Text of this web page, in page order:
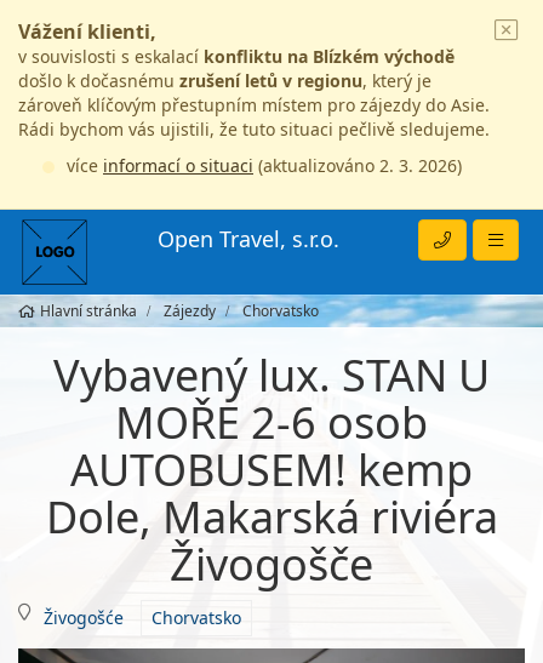
Vážení klienti,
v souvislosti s eskalací konfliktu na Blízkém východě
došlo k dočasnému zrušení letů v regionu, který je
zároveň klíčovým přestupním místem pro zájezdy do Asie.
Rádi bychom vás ujistili, že tuto situaci pečlivě sledujeme.
více informací o situaci (aktualizováno 2. 3. 2026)
Open Travel, s.r.o.
Hlavní stránka Zájezdy Chorvatsko
Vybavený lux. STAN U
MOŘE 2-6 osob
AUTOBUSEM! kemp
Dole, Makarská riviéra
Živogošče
Živogošće Chorvatsko